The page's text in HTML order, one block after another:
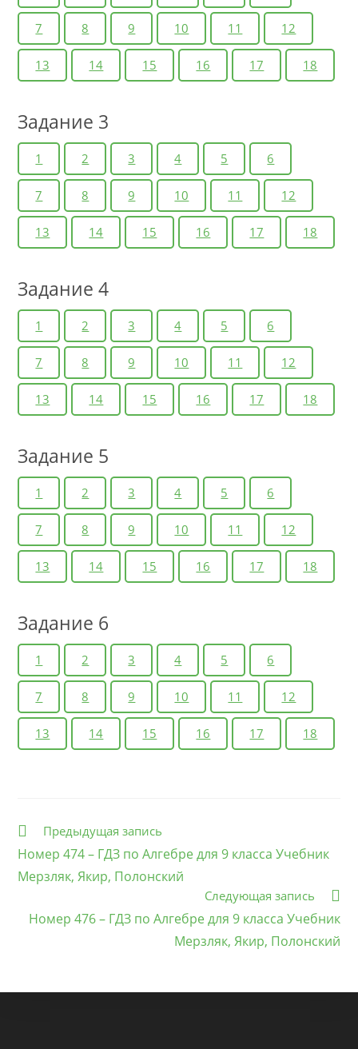
7 8 9 10 11 12
13 14 15 16 17 18
Задание 3
1 2 3 4 5 6
7 8 9 10 11 12
13 14 15 16 17 18
Задание 4
1 2 3 4 5 6
7 8 9 10 11 12
13 14 15 16 17 18
Задание 5
1 2 3 4 5 6
7 8 9 10 11 12
13 14 15 16 17 18
Задание 6
1 2 3 4 5 6
7 8 9 10 11 12
13 14 15 16 17 18
Еще
Предыдущая запись
Номер 474 – ГДЗ по Алгебре для 9 класса Учебник
Мерзляк, Якир, Полонский
Следующая запись
Номер 476 – ГДЗ по Алгебре для 9 класса Учебник
Мерзляк, Якир, Полонский